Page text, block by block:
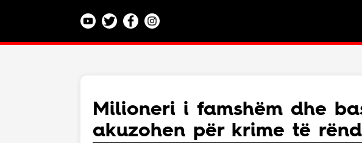
Lajme
Teknologji
Bota
Puno me ne!
Live
Milioneri i famshëm dhe
akuzohen për krime të